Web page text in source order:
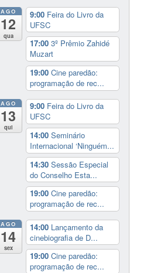
AGO
12
qua
9:00 Feira do Livro da
UFSC
17:00 3º Prêmio Zahidé
Muzart
19:00 Cine paredão:
programação de rec...
AGO
13
qui
9:00 Feira do Livro da
UFSC
14:00 Seminário
Internacional ‘Ninguém...
14:30 Sessão Especial
do Conselho Esta...
19:00 Cine paredão:
programação de rec...
AGO
14
sex
14:00 Lançamento da
cinebiografia de D...
19:00 Cine paredão:
programação de rec...